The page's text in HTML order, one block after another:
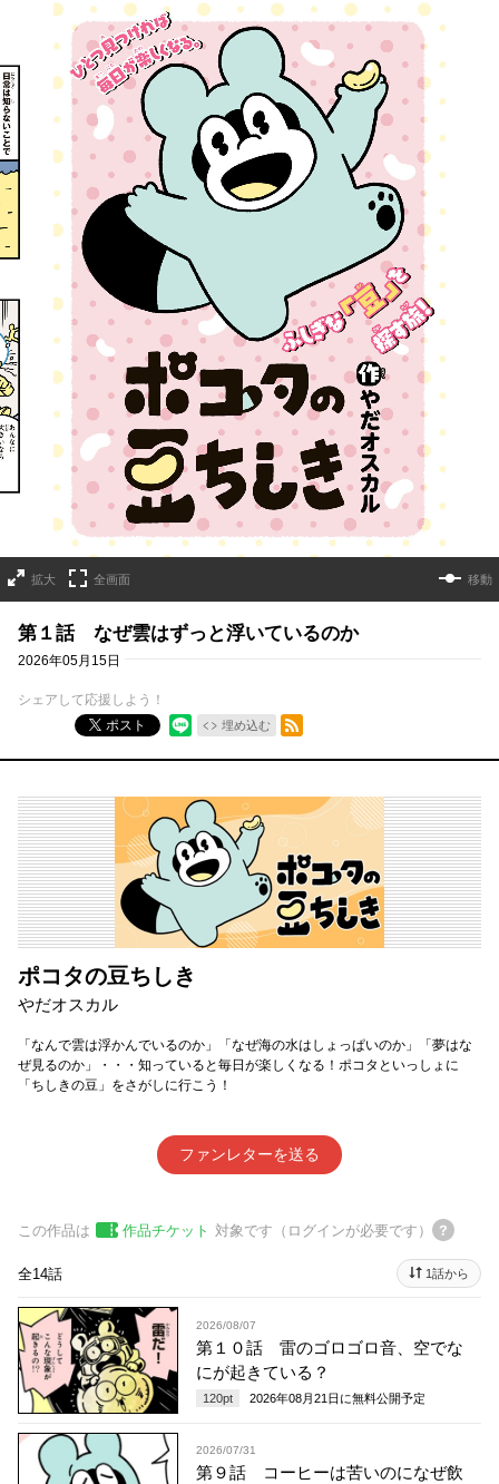
拡大 全画面 移動
第１話 なぜ雲はずっと浮いているのか
2026年05月15日
シェアして応援しよう！
ポスト
埋め込む
RSSフィード
ポコタの豆ちしき
やだオスカル
「なんで雲は浮かんでいるのか」「なぜ海の水はしょっぱいのか」「夢はな
ぜ見るのか」・・・知っていると毎日が楽しくなる！ポコタといっしょに
「ちしきの豆」をさがしに行こう！
ファンレターを送る
この作品は 作品チケット 対象です（ログインが必要です）
全14話 1話から
2026/08/07
第１０話 雷のゴロゴロ音、空でな
にが起きている？
120pt 2026年08月21日 に無料公開予定
2026/07/31
第９話 コーヒーは苦いのになぜ飲